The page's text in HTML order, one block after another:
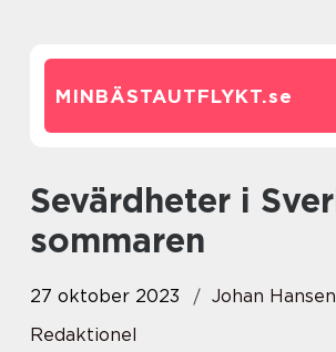
MINBÄSTAUTFLYKT.se
Sevärdheter i Sverige på
sommaren
27 oktober 2023
Johan Hansen
Redaktionel